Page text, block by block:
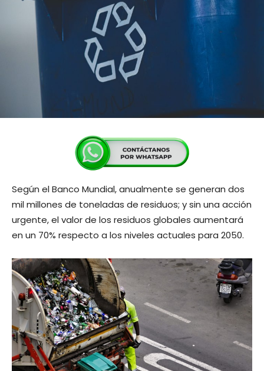
Según el Banco Mundial, anualmente se generan dos
mil millones de toneladas de residuos; y sin una acción
urgente, el valor de los residuos globales aumentará
en un 70% respecto a los niveles actuales para 2050.